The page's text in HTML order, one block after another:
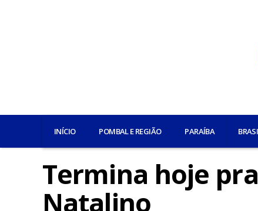
INÍCIO POMBAL E REGIÃO PARAÍBA
Termina hoje
Natalino